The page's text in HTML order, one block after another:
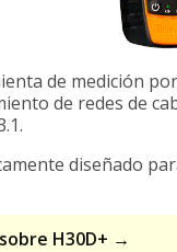
de medición
de redes de
diseñado
H30D+ →